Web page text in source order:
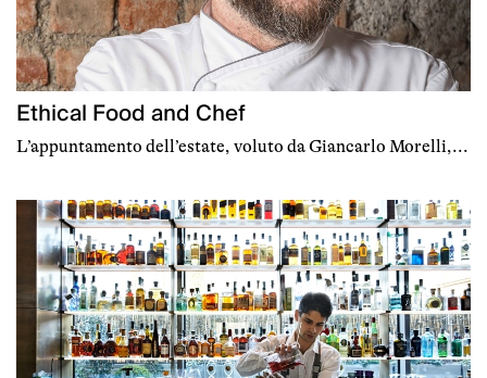
Ethical Food and Chef
L’appuntamento dell’estate, voluto da Giancarlo Morelli,...